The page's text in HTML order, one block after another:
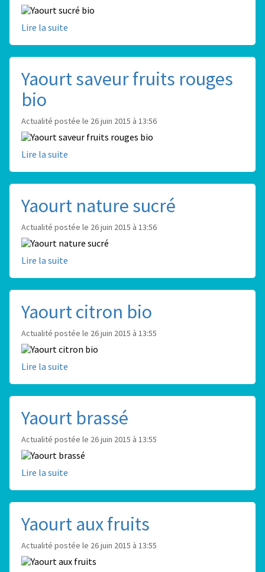
Lire la suite
Yaourt saveur fruits rouges
bio
Actualité postée le 26 juin 2015 à 13:56
Lire la suite
Yaourt nature sucré
Actualité postée le 26 juin 2015 à 13:56
Lire la suite
Yaourt citron bio
Actualité postée le 26 juin 2015 à 13:55
Lire la suite
Yaourt brassé
Actualité postée le 26 juin 2015 à 13:55
Lire la suite
Yaourt aux fruits
Actualité postée le 26 juin 2015 à 13:55